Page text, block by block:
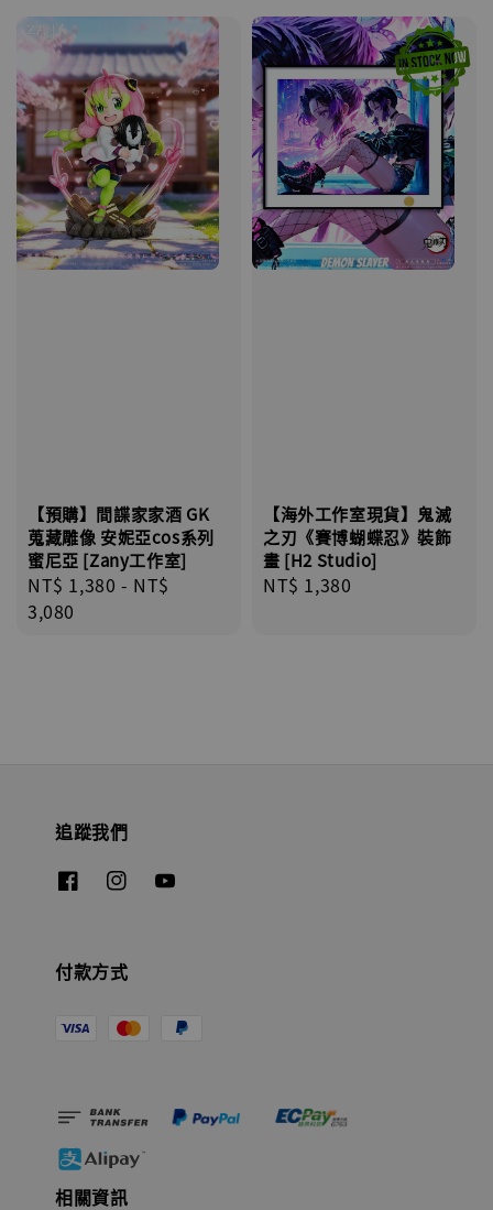
【預購】間諜家家酒 GK
蒐藏雕像 安妮亞cos系列
蜜尼亞 [Zany工作室]
Regular
price
NT$ 1,380 - NT$
3,080
【海外工作室現貨】鬼滅
之刃《賽博蝴蝶忍》裝飾
畫 [H2 Studio]
Regular
NT$ 1,380
追蹤我們
付款方式
相關資訊